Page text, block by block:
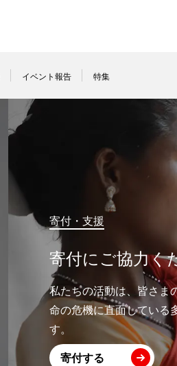
イベント報告 特集
寄付・支援
寄付にご協力く
私たちの活動は、皆さま
命の危機に直面している
す。
寄付する